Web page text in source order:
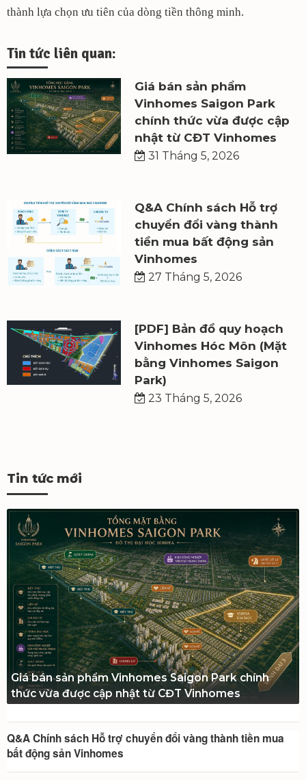
thành lựa chọn ưu tiên của dòng tiền thông minh.
Tin tức liên quan:
Giá bán sản phẩm
Vinhomes Saigon Park
chính thức vừa được cập
nhật từ CĐT Vinhomes
31 Tháng 5, 2026
Q&A Chính sách Hỗ trợ
chuyển đổi vàng thành
tiền mua bất động sản
Vinhomes
27 Tháng 5, 2026
[PDF] Bản đồ quy hoạch
Vinhomes Hóc Môn (Mặt
bằng Vinhomes Saigon
Park)
23 Tháng 5, 2026
Tin tức mới
Giá bán sản phẩm Vinhomes Saigon Park chính
thức vừa được cập nhật từ CĐT Vinhomes
Q&A Chính sách Hỗ trợ chuyển đổi vàng thành tiền mua
bất động sản Vinhomes